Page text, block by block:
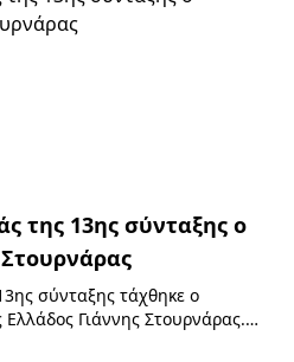
της 13ης σύνταξης ο
Στουρνάρας
σύνταξης τάχθηκε ο
Ελλάδος Γιάννης Στουρνάρας.
στο Οpen, ο κ. Στ...